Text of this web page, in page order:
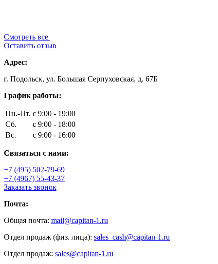
Смотреть все
Оставить отзыв
Адрес:
г. Подольск, ул. Большая Серпуховская, д. 67Б
График работы:
Пн.-Пт. с 9:00 - 19:00
Сб.
с 9:00 - 18:00
Вс.
с 9:00 - 16:00
Связаться с нами:
+7 (495) 502-79-69
+7 (4967) 55-43-37
Заказать звонок
Почта:
Общая почта: mail@capitan-1.ru
Отдел продаж (физ. лица): sales_cash@capitan-1.ru
Отдел продаж: sales@capitan-1.ru